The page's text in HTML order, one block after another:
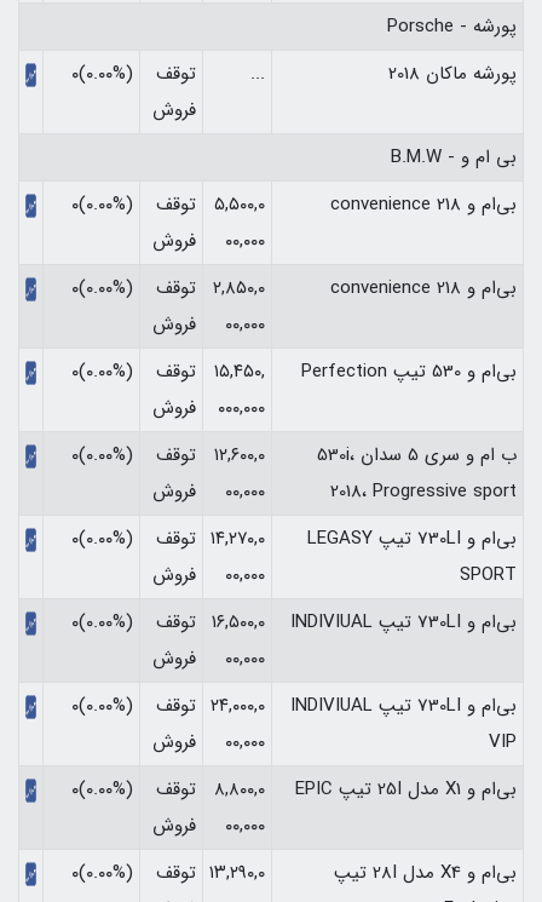
پورشه - Porsche
پورشه ماکان 2018
...
توقف
فروش
(۰.۰۰%)۰
بی ام و - B.M.W
بی‌ام و 218 convenience
۵,۵۰۰,۰
۰۰,۰۰۰
توقف
فروش
(۰.۰۰%)۰
بی‌ام و 218 convenience
۲,۸۵۰,۰
۰۰,۰۰۰
توقف
فروش
(۰.۰۰%)۰
بی‌ام و 530 تیپ Perfection
۱۵,۴۵۰,
۰۰۰,۰۰۰
توقف
فروش
(۰.۰۰%)۰
ب ام و سری 5 سدان 530i،
2018، Progressive sport
۱۲,۶۰۰,۰
۰۰,۰۰۰
توقف
فروش
(۰.۰۰%)۰
بی‌ام و 730LI تیپ LEGASY
SPORT
۱۴,۲۷۰,۰
۰۰,۰۰۰
توقف
فروش
(۰.۰۰%)۰
بی‌ام و 730LI تیپ INDIVIUAL
۱۶,۵۰۰,۰
۰۰,۰۰۰
توقف
فروش
(۰.۰۰%)۰
بی‌ام و 730LI تیپ INDIVIUAL
VIP
۲۴,۰۰۰,۰
۰۰,۰۰۰
توقف
فروش
(۰.۰۰%)۰
بی‌ام و X1 مدل 25I تیپ EPIC
۸,۸۰۰,۰
۰۰,۰۰۰
توقف
فروش
(۰.۰۰%)۰
بی‌ام و X4 مدل 28I تیپ
۱۳,۲۹۰,۰ توقف
(۰.۰۰%)۰